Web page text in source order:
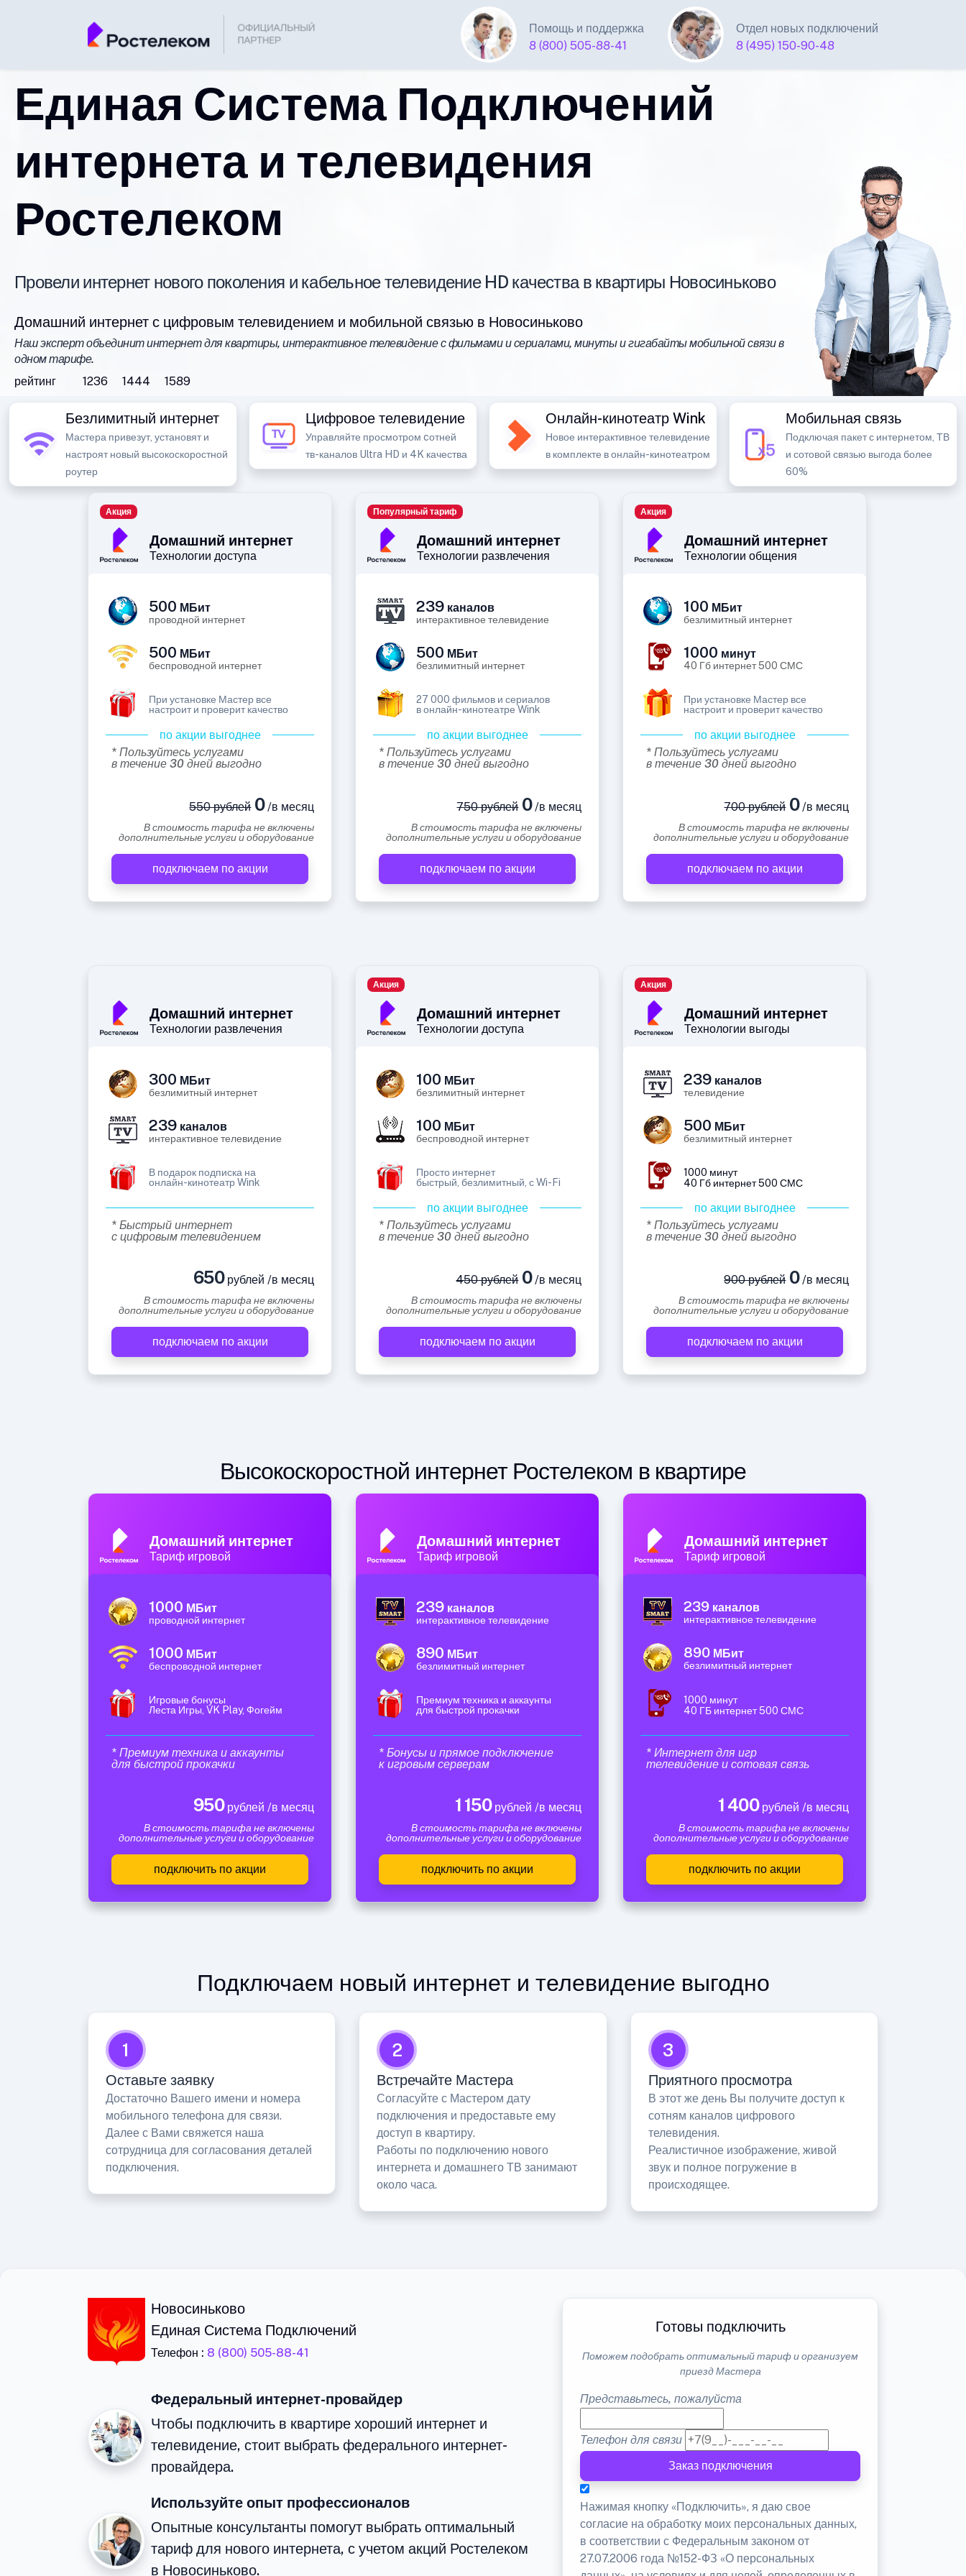
Помощь и поддержка
8 (800) 505-88-41
Отдел новых подключений
8 (495) 150-90-48
Единая Система Подключений
интернета и телевидения
Ростелеком
Провели интернет нового поколения и кабельное телевидение HD качества в квартиры Новосиньково
Домашний интернет с цифровым телевидением и мобильной связью в Новосиньково
Наш эксперт объединит интернет для квартиры, интерактивное телевидение с фильмами и сериалами, минуты и гигабайты мобильной связи в
одном тарифе.
рейтинг
1236 1444 1589
Безлимитный интернет
Мастера привезут, установят и
настроят новый высокоскоростной
роутер
Цифровое телевидение
Управляйте просмотром cотней
тв-каналов Ultra HD и 4K качества
Онлайн-кинотеатр Wink
Новое интерактивное телевидение
в комплекте в онлайн-кинотеатром
Мобильная связь
Подключая пакет с интернетом, ТВ
и сотовой связью выгода более
60%
Домашний интернет
Технологии доступа
Акция
500 МБит
проводной интернет
500 МБит
беспроводной интернет
При установке Мастер все
настроит и проверит качество
по акции выгоднее
* Пользуйтесь услугами
в течение 30 дней выгодно
550 рублей0/в месяц
В стоимость тарифа не включены
дополнительные услуги и оборудование
подключаем по акции
Домашний интернет
Технологии развлечения
Популярный тариф
239 каналов
интерактивное телевидение
500 МБит
безлимитный интернет
27 000 фильмов и сериалов
в онлайн-кинотеатре Wink
по акции выгоднее
* Пользуйтесь услугами
в течение 30 дней выгодно
750 рублей0/в месяц
В стоимость тарифа не включены
дополнительные услуги и оборудование
подключаем по акции
Домашний интернет
Технологии общения
Акция
100 МБит
безлимитный интернет
1000 минут
40 Гб интернет 500 СМС
При установке Мастер все
настроит и проверит качество
по акции выгоднее
* Пользуйтесь услугами
в течение 30 дней выгодно
700 рублей0/в месяц
В стоимость тарифа не включены
дополнительные услуги и оборудование
подключаем по акции
Домашний интернет
Технологии развлечения
300 МБит
безлимитный интернет
239 каналов
интерактивное телевидение
В подарок подписка на
онлайн-кинотеатр Wink
* Быстрый интернет
с цифровым телевидением
650рублей /в месяц
В стоимость тарифа не включены
дополнительные услуги и оборудование
подключаем по акции
Домашний интернет
Технологии доступа
Акция
100 МБит
безлимитный интернет
100 МБит
беспроводной интернет
Просто интернет
быстрый, безлимитный, с Wi-Fi
по акции выгоднее
* Пользуйтесь услугами
в течение 30 дней выгодно
450 рублей0/в месяц
В стоимость тарифа не включены
дополнительные услуги и оборудование
подключаем по акции
Домашний интернет
Технологии выгоды
Акция
239 каналов
телевидение
500 МБит
безлимитный интернет
1000 минут
40 Гб интернет 500 СМС
по акции выгоднее
* Пользуйтесь услугами
в течение 30 дней выгодно
900 рублей0/в месяц
В стоимость тарифа не включены
дополнительные услуги и оборудование
подключаем по акции
Высокоскоростной интернет Ростелеком в квартире
Домашний интернет
Тариф игровой
1000 МБит
проводной интернет
1000 МБит
беспроводной интернет
Игровые бонусы
Леста Игры, VK Play, Фогейм
* Премиум техника и аккаунты
для быстрой прокачки
950рублей /в месяц
В стоимость тарифа не включены
дополнительные услуги и оборудование
подключить по акции
Домашний интернет
Тариф игровой
239 каналов
интерактивное телевидение
890 МБит
безлимитный интернет
Премиум техника и аккаунты
для быстрой прокачки
* Бонусы и прямое подключение
к игровым серверам
1 150рублей /в месяц
В стоимость тарифа не включены
дополнительные услуги и оборудование
подключить по акции
Домашний интернет
Тариф игровой
239 каналов
интерактивное телевидение
890 МБит
безлимитный интернет
1000 минут
40 ГБ интернет 500 СМС
* Интернет для игр
телевидение и сотовая связь
1 400рублей /в месяц
В стоимость тарифа не включены
дополнительные услуги и оборудование
подключить по акции
Подключаем новый интернет и телевидение выгодно
1
Оставьте заявку
Достаточно Вашего имени и номера
мобильного телефона для связи.
Далее с Вами свяжется наша
сотрудница для согласования деталей
подключения.
2
Встречайте Мастера
Согласуйте с Мастером дату
подключения и предоставьте ему
доступ в квартиру.
Работы по подключению нового
интернета и домашнего ТВ занимают
около часа.
3
Приятного просмотра
В этот же день Вы получите доступ к
сотням каналов цифрового
телевидения.
Реалистичное изображение, живой
звук и полное погружение в
происходящее.
Новосиньково
Единая Система Подключений
Телефон : 8 (800) 505-88-41
Федеральный интернет-провайдер
Чтобы подключить в квартире хороший интернет и
телевидение, стоит выбрать федерального интернет-
провайдера.
Используйте опыт профессионалов
Опытные консультанты помогут выбрать оптимальный
тариф для нового интернета, с учетом акций Ростелеком
в Новосиньково.
Готовы подключить
Поможем подобрать оптимальный тариф и организуем
приезд Мастера
Представьтесь, пожалуйста
Телефон для связи
Заказ подключения
Нажимая кнопку «Подключить», я даю свое
согласие на обработку моих персональных данных,
в соответствии с Федеральным законом от
27.07.2006 года №152-ФЗ «О персональных